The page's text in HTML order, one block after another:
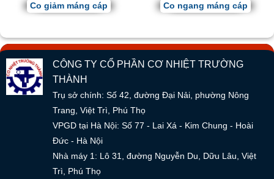
Co giảm máng cáp Co ngang máng cáp
CÔNG TY CỔ PHẦN CƠ NHIỆT TRƯỜNG
THÀNH
Trụ sở chính: Số 42, đường Đại Nải, phường Nông
Trang, Việt Trì, Phú Thọ
VPGD tại Hà Nội: Số 77 - Lai Xá - Kim Chung - Hoài
Đức - Hà Nội
Nhà máy 1: Lô 31, đường Nguyễn Du, Dữu Lâu, Việt
Trì, Phú Thọ